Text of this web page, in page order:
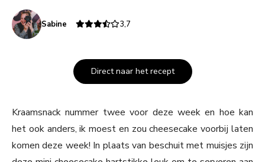
Sabine 3,7
Direct naar het recept
Kraamsnack nummer twee voor deze week en hoe kan
het ook anders, ik moest en zou cheesecake voorbij laten
komen deze week! In plaats van beschuit met muisjes zijn